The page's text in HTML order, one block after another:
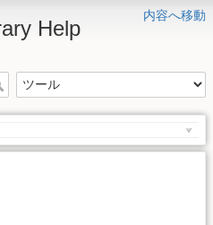
内容へ移動
Help